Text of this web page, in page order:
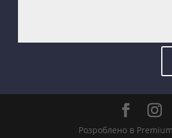
Розроблено в